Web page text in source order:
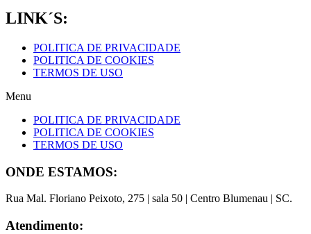
LINK´S:
POLITICA DE PRIVACIDADE
POLITICA DE COOKIES
TERMOS DE USO
Menu
POLITICA DE PRIVACIDADE
POLITICA DE COOKIES
TERMOS DE USO
ONDE ESTAMOS:
Rua Mal. Floriano Peixoto, 275 | sala 50 | Centro Blumenau | SC.
Atendimento: